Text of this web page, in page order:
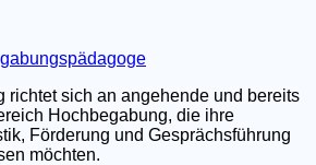
richtet sich an angehende und bereits
Hochbegabung, die ihre
Förderung und Gesprächsführung
möchten.